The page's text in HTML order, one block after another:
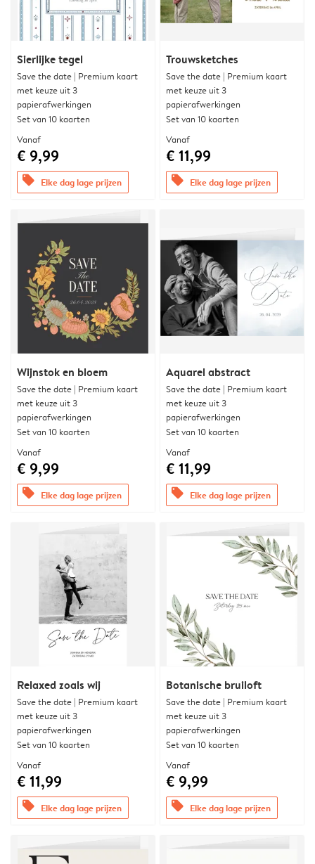
Sierlijke tegel
Save the date | Premium kaart
met keuze uit 3
papierafwerkingen
Set van 10 kaarten
Vanaf
€ 9,99
offers Elke dag lage prijzen
Trouwsketches
Save the date | Premium kaart
met keuze uit 3
papierafwerkingen
Set van 10 kaarten
Vanaf
€ 11,99
offers Elke dag lage prijzen
Wijnstok en bloem
Save the date | Premium kaart
met keuze uit 3
papierafwerkingen
Set van 10 kaarten
Vanaf
€ 9,99
offers Elke dag lage prijzen
Aquarel abstract
Save the date | Premium kaart
met keuze uit 3
papierafwerkingen
Set van 10 kaarten
Vanaf
€ 11,99
offers Elke dag lage prijzen
Relaxed zoals wij
Save the date | Premium kaart
met keuze uit 3
papierafwerkingen
Set van 10 kaarten
Vanaf
€ 11,99
offers Elke dag lage prijzen
Botanische bruiloft
Save the date | Premium kaart
met keuze uit 3
papierafwerkingen
Set van 10 kaarten
Vanaf
€ 9,99
offers Elke dag lage prijzen